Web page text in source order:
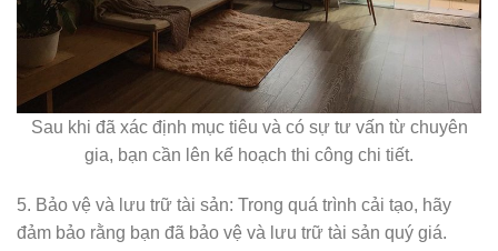
Sau khi đã xác định mục tiêu và có sự tư vấn từ chuyên
gia, bạn cần lên kế hoạch thi công chi tiết.
5. Bảo vệ và lưu trữ tài sản: Trong quá trình cải tạo, hãy
đảm bảo rằng bạn đã bảo vệ và lưu trữ tài sản quý giá.